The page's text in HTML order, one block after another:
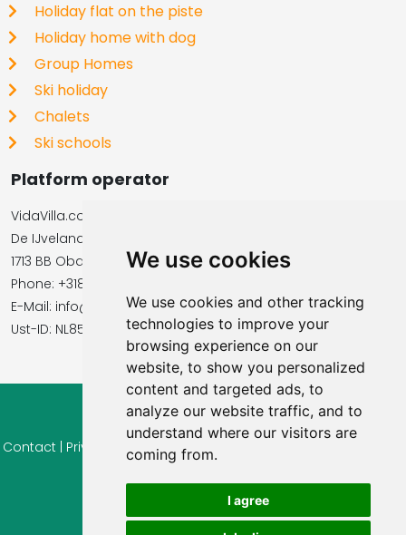
We use cookies
We use cookies and other tracking
technologies to improve your
browsing experience on our
website, to show you personalized
content and targeted ads, to
analyze our website traffic, and to
understand where our visitors are
coming from.
I agree
Holiday flat on the piste
Holiday home with dog
Group Homes
Ski holiday
Chalets
Ski schools
Platform operator
VidaVilla.com
De IJvelandssloot 20
1713 BB Obdam, Netherlands
Phone: +31854016545
E-Mail: info@vidavilla.com
​​​​​​​Ust-ID: NL855781919B01
© 2026 Ferienhaus-Tirol.eu
Contact Privacy Cookie settings